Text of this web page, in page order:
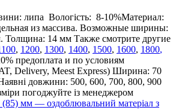
липа Вологість: 8-10%Материал:
из массива. Возможные ширины:
Толщина: 14 мм Также смотрите другие
, 1200, 1300, 1400, 1500, 1600, 1800,
предоплата и по условиям
Delivery, Meest Express) Ширина: 70
довжини: 500, 600, 700, 800, 900
погоджуйте із менеджером